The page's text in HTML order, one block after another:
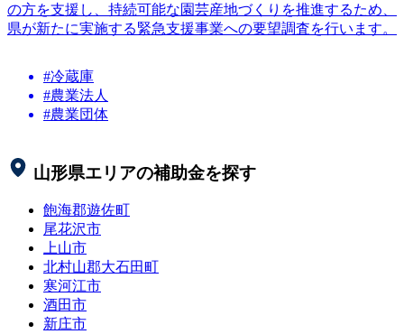
の方を支援し、持続可能な園芸産地づくりを推進するため、
県が新たに実施する緊急支援事業への要望調査を行います。
#冷蔵庫
#農業法人
#農業団体
山形県エリアの補助金を探す
飽海郡遊佐町
尾花沢市
上山市
北村山郡大石田町
寒河江市
酒田市
新庄市